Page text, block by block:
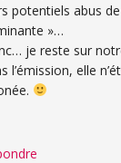
potentiels abus
»…
je reste sur
l’émission, elle